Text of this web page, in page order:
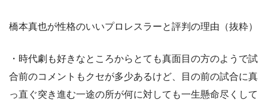
橋本真也が性格のいいプロレスラーと評判の理由（抜粋）
・時代劇も好きなところからとても真面目の方のようで試
合前のコメントもクセが多少あるけど、目の前の試合に真
っ直ぐ突き進む一途の所が何に対しても一生懸命尽くして